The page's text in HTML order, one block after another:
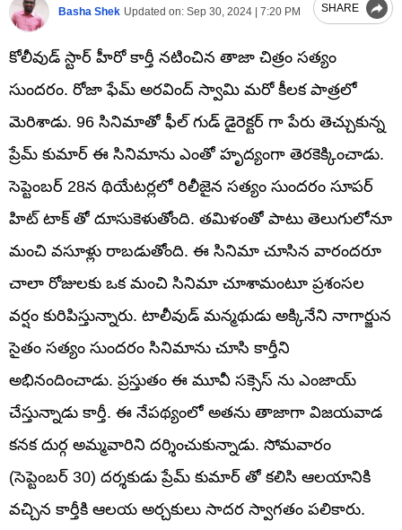
Basha Shek Updated on: Sep 30, 2024 | 7:20 PM SHARE
కోలీవుడ్ స్టార్ హీరో కార్తీ నటించిన తాజా చిత్రం సత్యం
సుందరం. రోజా ఫేమ్ అరవింద్ స్వామి మరో కీలక పాత్రలో
మెరిశాడు. 96 సినిమాతో ఫీల్ గుడ్ డైరెక్టర్ గా పేరు తెచ్చుకున్న
ప్రేమ్ కుమార్ ఈ సినిమాను ఎంతో హృద్యంగా తెరకెక్కించాడు.
సెప్టెంబ‌ర్ 28న థియేటర్లలో రిలీజైన సత్యం సుందరం సూపర్
హిట్ టాక్ తో దూసుకెళుతోంది. తమిళంతో పాటు తెలుగులోనూ
మంచి వసూళ్లు రాబడుతోంది. ఈ సినిమా చూసిన వారందరూ
చాలా రోజుల‌కు ఒక మంచి సినిమా చూశామంటూ ప్రశంసల
వర్షం కురిపిస్తున్నారు. టాలీవుడ్ మన్మథుడు అక్కినేని నాగార్జున
సైతం సత్యం సుందరం సినిమాను చూసి కార్తీని
అభినందించాడు. ప్రస్తుతం ఈ మూవీ సక్సెస్ ను ఎంజాయ్
చేస్తున్నాడు కార్తీ. ఈ నేపథ్యంలో అతను తాజాగా విజయవాడ
కనక దుర్గ అమ్మవారిని దర్శించుకున్నాడు. సోమవారం
(సెప్టెంబర్ 30) దర్శకుడు ప్రేమ్ కుమార్ తో కలిసి ఆలయానికి
వచ్చిన కార్తీకి ఆలయ అర్చకులు సాదర స్వాగతం పలికారు.